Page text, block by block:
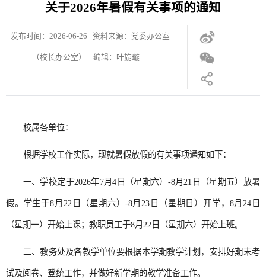
关于2026年暑假有关事项的通知
发布时间：2026-06-26 资料来源：党委办公室
（校长办公室） 编辑：叶旎璇
校属各单位：
根据学校工作实际，现就暑假放假的有关事项通知如下：
一、学校定于2026年7月4日（星期六）-8月21日（星期五）放暑
假。学生于8月22日（星期六）-8月23日（星期日）开学，8月24日
（星期一）开始上课；教职员工于8月22日（星期六）开始上班。
二、教务处及各教学单位要根据本学期教学计划，安排好期末考
试及阅卷、登统工作，并做好新学期的教学准备工作。